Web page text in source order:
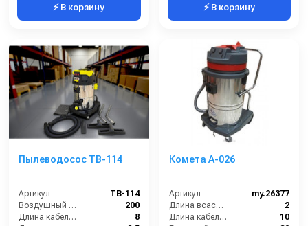
⚡ В корзину ⚡ В корзину
Пылеводосос TB-114
Артикул:
TB-114
Воздушный поток (л/сек):
200
Длина кабеля (м):
8
Комета А-026
Артикул:
my.26377
Длина всасывающего шланга (м):
2
Длина кабеля (м):
10